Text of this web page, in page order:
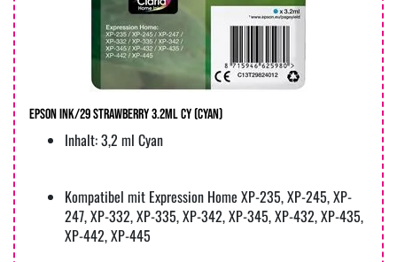
Epson Ink/29 Strawberry 3.2ml CY (cyan)
Inhalt: 3,2 ml Cyan
Kompatibel mit Expression Home XP-235, XP-245, XP-
247, XP-332, XP-335, XP-342, XP-345, XP-432, XP-435,
XP-442, XP-445